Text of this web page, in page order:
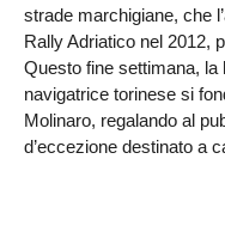
strade marchigiane, che
Rally Adriatico nel 2012,
Questo fine settimana, la
navigatrice torinese si
Molinaro, regalando al
d’eccezione destinato a